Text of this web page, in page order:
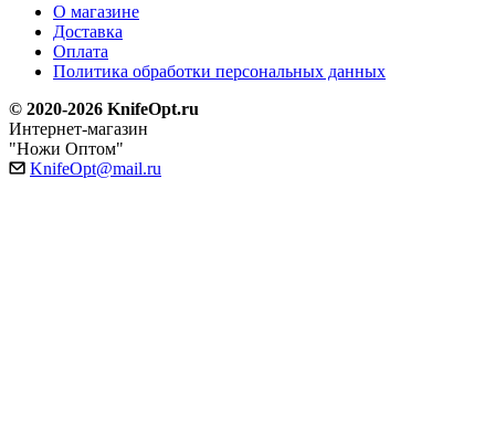
О магазине
Доставка
Оплата
Политика обработки персональных данных
© 2020-2026 KnifeOpt.ru
Интернет-магазин
"Ножи Оптом"
KnifeOpt@mail.ru